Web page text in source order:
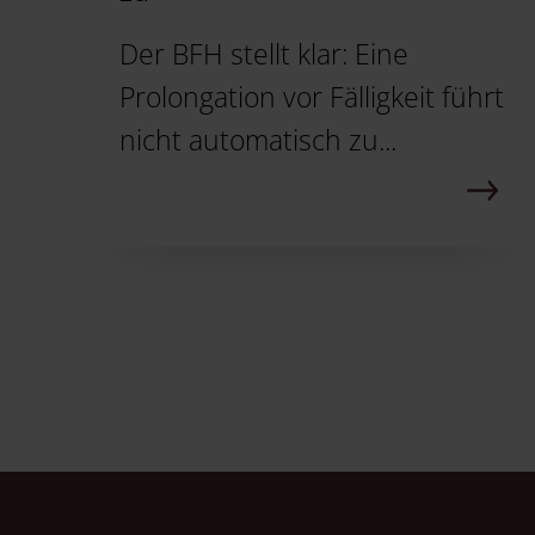
Der BFH stellt klar: Eine
Prolongation vor Fälligkeit führt
nicht automatisch zu...